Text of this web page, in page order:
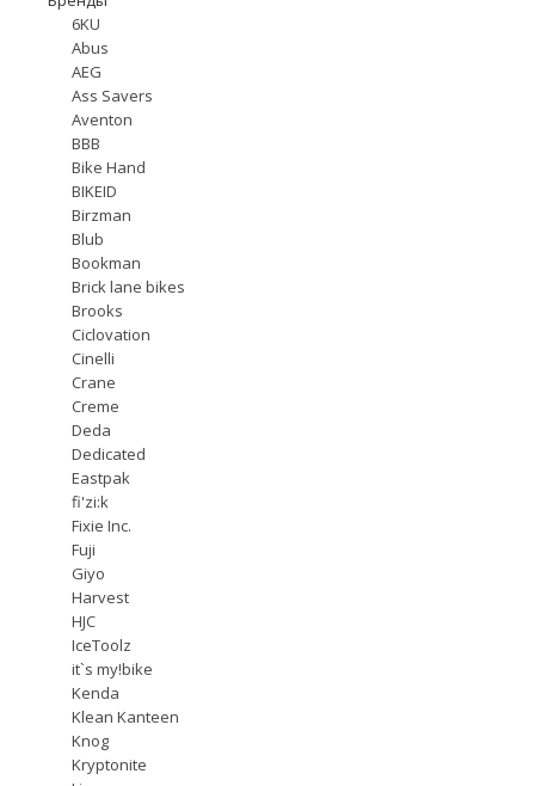
6KU
Abus
AEG
Ass Savers
Aventon
BBB
Bike Hand
BIKEID
Birzman
Blub
Bookman
Brick lane bikes
Brooks
Ciclovation
Cinelli
Crane
Creme
Deda
Dedicated
Eastpak
fi'zi:k
Fixie Inc.
Fuji
Giyo
Harvest
HJC
IceToolz
it`s my!bike
Kenda
Klean Kanteen
Knog
Kryptonite